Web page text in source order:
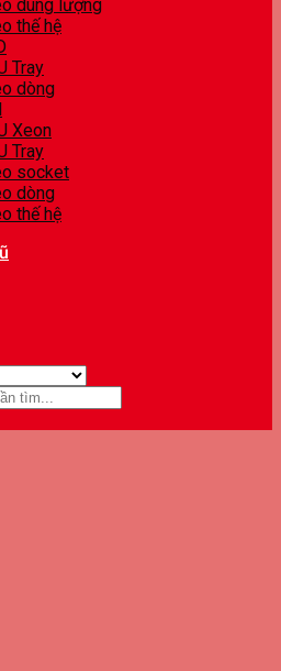
dung lượng
thế hệ
Tray
dòng
Xeon
Tray
socket
dòng
thế hệ